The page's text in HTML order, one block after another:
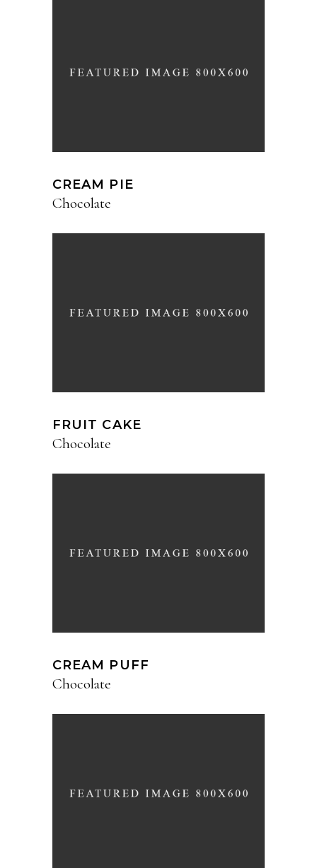
CREAM PIE
Chocolate
FRUIT CAKE
Chocolate
CREAM PUFF
Chocolate